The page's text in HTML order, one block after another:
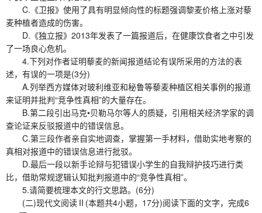
C.《卫报》使用了具有明显倾向性的标题强调黎麦价格上涨对藜
麦种植者造成的伤害。
D.《独立报》2013年发表了一篇报道后，在健康饮食者之中引发
了一场良心危机。
4.下列对作者证明藜麦的新闻报道结论有误所采用的方法的表
述，有误的一项是(3分)
A.列举西方媒体对玻利维亚和秘鲁等藜麦种植区相关事例的报道
来证明并批判“竞争性真相”的大量存在。
B.第二段引出马克•贝勒马尔等人的质疑，引用相关经济学家的调
查论证来反驳报道中的错误信息。
C.第三段作者亲自实地调查，掌握第一手材料，借助实地考察的
真相对报道中的错误信息进行批驳。
D.最后一段以新手论辩与犯错误小学生的自我辩护技巧进行类
比，借助常规逻辑认知批判报道中的“竞争性真相”。
5.请简要梳理本文的行文思路。(6分)
(二)现代文阅读Ⅱ(本题共4小题，17分)阅读下面的文字，完成6